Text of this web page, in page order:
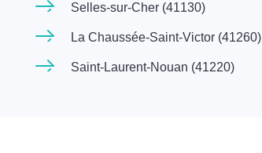
Selles-sur-Cher (41130)
La Chaussée-Saint-Victor (41260)
Saint-Laurent-Nouan (41220)